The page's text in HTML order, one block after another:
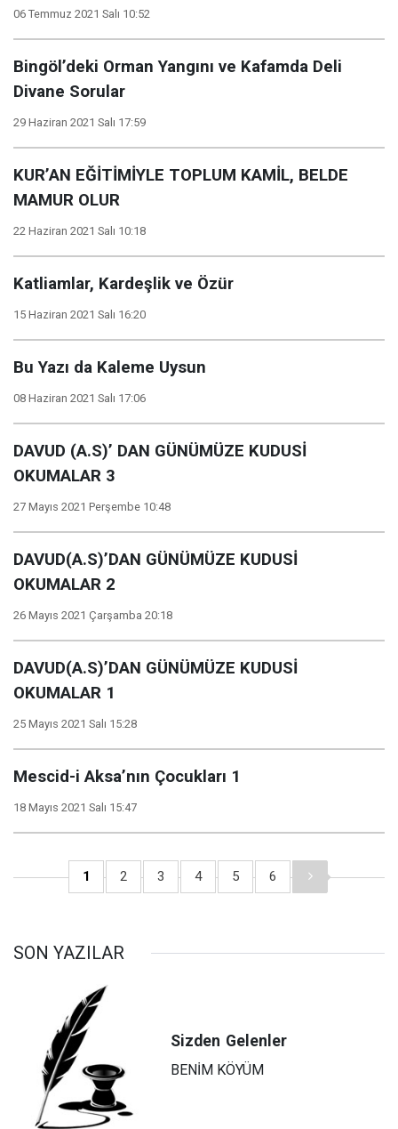
06 Temmuz 2021 Salı 10:52
Bingöl’deki Orman Yangını ve Kafamda Deli
Divane Sorular
29 Haziran 2021 Salı 17:59
KUR’AN EĞİTİMİYLE TOPLUM KAMİL, BELDE
MAMUR OLUR
22 Haziran 2021 Salı 10:18
Katliamlar, Kardeşlik ve Özür
15 Haziran 2021 Salı 16:20
Bu Yazı da Kaleme Uysun
08 Haziran 2021 Salı 17:06
DAVUD (A.S)’ DAN GÜNÜMÜZE KUDUSİ
OKUMALAR 3
27 Mayıs 2021 Perşembe 10:48
DAVUD(A.S)’DAN GÜNÜMÜZE KUDUSİ
OKUMALAR 2
26 Mayıs 2021 Çarşamba 20:18
DAVUD(A.S)’DAN GÜNÜMÜZE KUDUSİ
OKUMALAR 1
25 Mayıs 2021 Salı 15:28
Mescid-i Aksa’nın Çocukları 1
18 Mayıs 2021 Salı 15:47
1 2 3 4 5 6
SON YAZILAR
Sizden Gelenler
BENİM KÖYÜM